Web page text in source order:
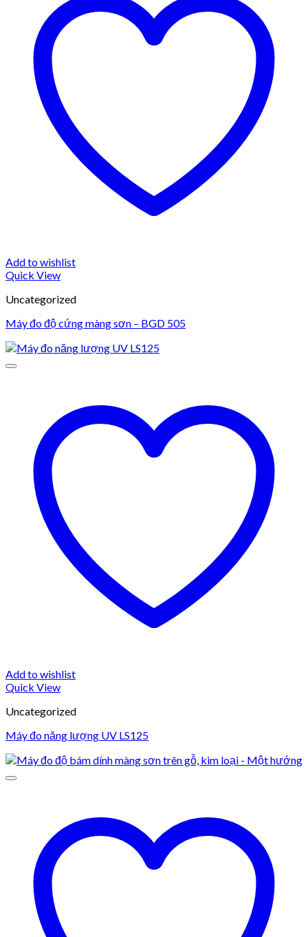
Add to wishlist
Quick View
Uncategorized
Máy đo độ cứng màng sơn – BGD 505
Add to wishlist
Quick View
Uncategorized
Máy đo năng lượng UV LS125